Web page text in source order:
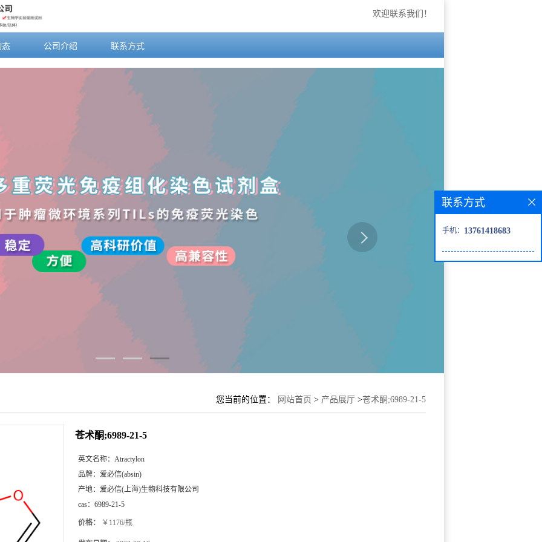
欢迎联系我们！
态 公司介绍 联系方式
您当前的位置： 网站首页 > 产品展厅 >苍术酮;6989-21-5
苍术酮;6989-21-5
英文名称： Atractylon
品牌： 爱必信(absin)
产地： 爱必信(上海)生物科技有限公司
cas： 6989-21-5
价格： ￥1176/瓶
联系方式
手机： 13761418683